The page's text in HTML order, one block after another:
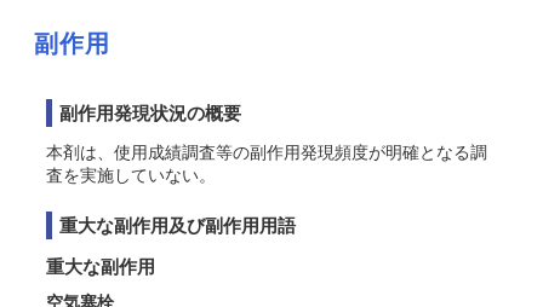
副作用
副作用発現状況の概要
本剤は、使用成績調査等の副作用発現頻度が明確となる調
査を実施していない。
重大な副作用及び副作用用語
重大な副作用
空気塞栓